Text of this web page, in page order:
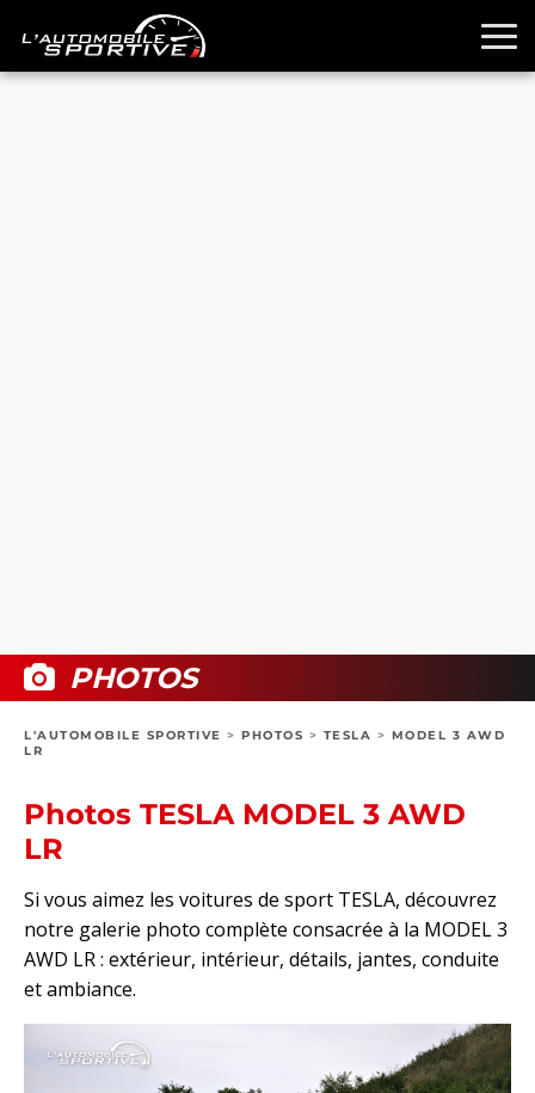
BOUTIQUE
PHOTOS
L'AUTOMOBILE SPORTIVE > PHOTOS > TESLA > MODEL 3 AWD
LR
Photos TESLA MODEL 3 AWD
LR
Si vous aimez les voitures de sport TESLA, découvrez
notre galerie photo complète consacrée à la MODEL 3
AWD LR : extérieur, intérieur, détails, jantes, conduite
et ambiance.